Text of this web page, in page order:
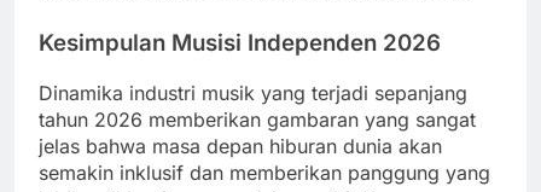
Kesimpulan Musisi Independen 2026
Dinamika industri musik yang terjadi sepanjang
tahun 2026 memberikan gambaran yang sangat
jelas bahwa masa depan hiburan dunia akan
semakin inklusif dan memberikan panggung yang